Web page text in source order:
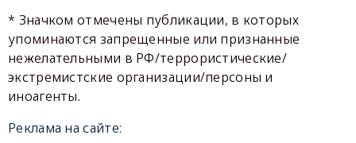
* Значком отмечены публикации, в которых
упоминаются запрещенные или признанные
нежелательными в РФ/террористические/
экстремистские организации/персоны и
иноагенты.
Реклама на сайте: